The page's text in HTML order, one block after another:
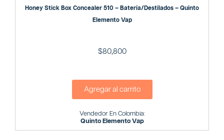
Honey Stick Box Concealer 510 – Batería/Destilados – Quinto
Elemento Vap
$80,800
Agregar al carrito
Vendedor En Colombia:
Quinto Elemento Vap